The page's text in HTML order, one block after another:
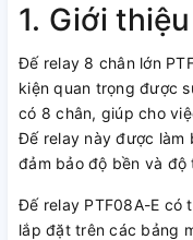
1. Giới
Đế relay 8 chân lớn
kiện quan trọng được
có 8 chân, giúp cho
Đế relay này được làm
đảm bảo độ bền và độ
Đế relay PTF08A-E có
lắp đặt trên các bảng